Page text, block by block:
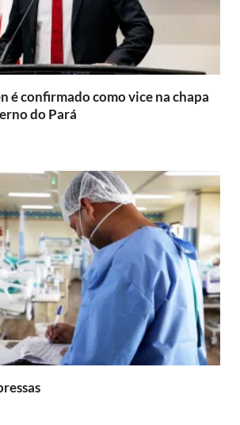
é confirmado como vice na chapa
do Pará